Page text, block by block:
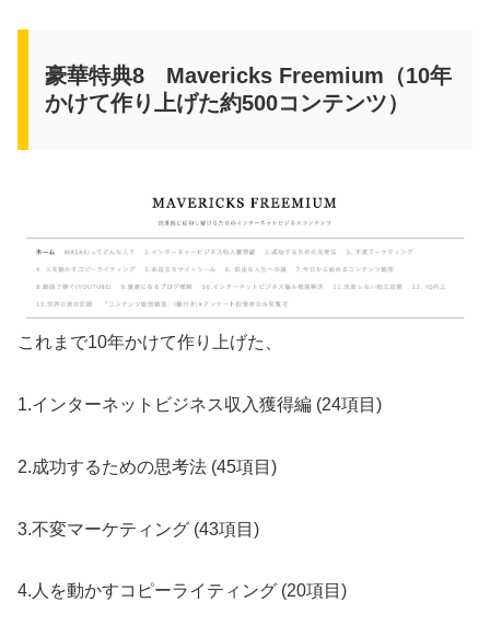
豪華特典8 Mavericks Freemium（10年
かけて作り上げた約500コンテンツ）
これまで10年かけて作り上げた、
1.インターネットビジネス収入獲得編 (24項目)
2.成功するための思考法 (45項目)
3.不変マーケティング (43項目)
4.人を動かすコピーライティング (20項目)